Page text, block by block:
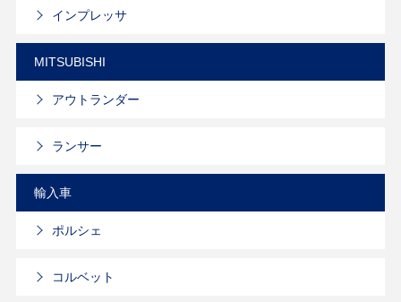
インプレッサ
MITSUBISHI
アウトランダー
ランサー
輸入車
ポルシェ
コルベット